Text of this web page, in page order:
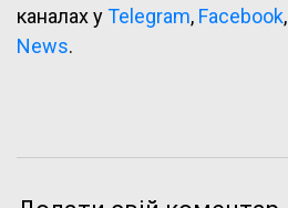
каналах уTelegram, Facebook,
News.